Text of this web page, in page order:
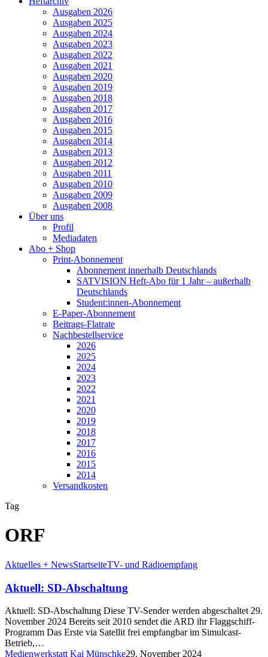
Ausgaben 2026
Ausgaben 2025
Ausgaben 2024
Ausgaben 2023
Ausgaben 2022
Ausgaben 2021
Ausgaben 2020
Ausgaben 2019
Ausgaben 2018
Ausgaben 2017
Ausgaben 2016
Ausgaben 2015
Ausgaben 2014
Ausgaben 2013
Ausgaben 2012
Ausgaben 2011
Ausgaben 2010
Ausgaben 2009
Ausgaben 2008
Über uns
Profil
Mediadaten
Abo + Shop
Print-Abonnement
Abonnement innerhalb Deutschlands
SATVISION Heft-Abo für 1 Jahr – außerhalb
Deutschlands
Student:innen-Abonnement
E-Paper-Abonnement
Beitrags-Flatrate
Nachbestellservice
2026
2025
2024
2023
2022
2021
2020
2019
2018
2017
2016
2015
2014
Versandkosten
Tag
ORF
Aktuelles + NewsStartseiteTV- und Radioempfang
Aktuell: SD-Abschaltung
Aktuell: SD-Abschaltung Diese TV-Sender werden abgeschaltet 29.
November 2024 Bereits seit 2010 sendet die ARD ihr Flaggschiff-
Programm Das Erste via Satellit frei empfangbar im Simulcast-
Betrieb,…
Medienwerkstatt Kai Münschke29. November 2024